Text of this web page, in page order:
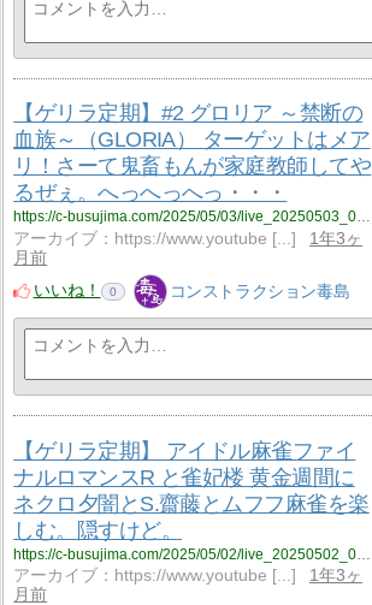
【ゲリラ定期】#2 グロリア ～禁断の
血族～（GLORIA） ターゲットはメア
リ！さーて鬼畜もんが家庭教師してや
るぜぇ。へっへっへっ・・・
https://c-busujima.com/2025/05/03/live_20250503_001/
アーカイブ：https://www.youtube [...]
1年3ヶ
月前
いいね！
0 コンストラクション毒島
【ゲリラ定期】 アイドル麻雀ファイ
ナルロマンスR と雀妃楼 黄金週間に
ネクロ夕闇とS.齋藤とムフフ麻雀を楽
しむ。隠すけど。
アーカイブ：https://www.youtube [...]
1年3ヶ
月前